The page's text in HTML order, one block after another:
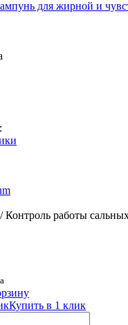
работы
Купить в 1 клик